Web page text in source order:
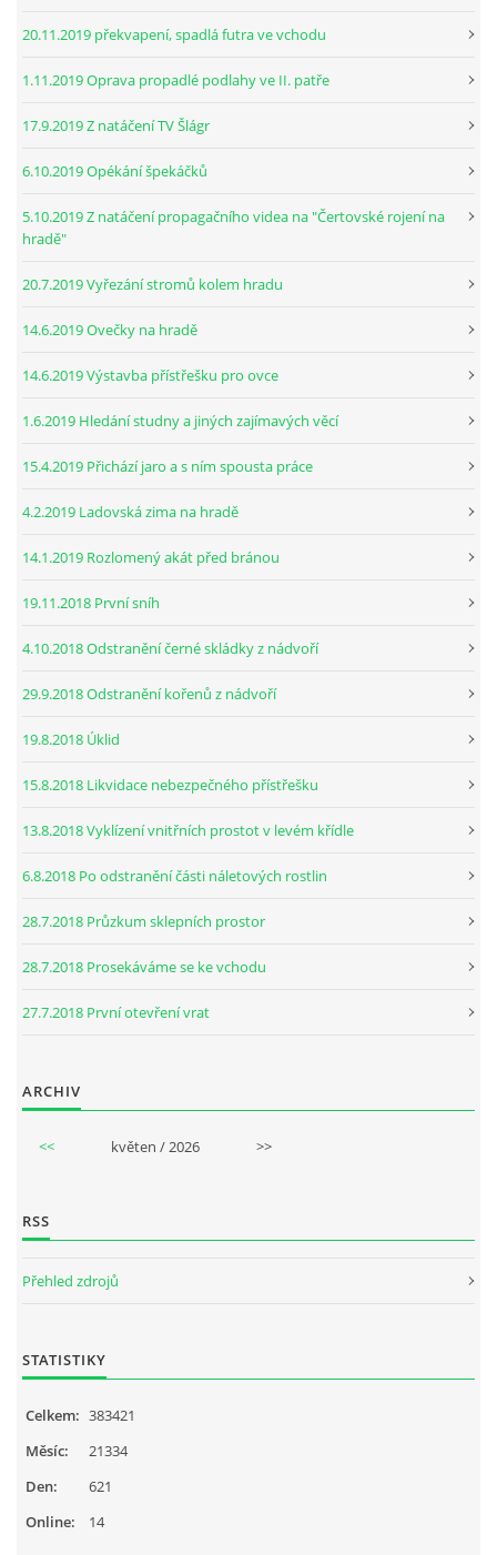
20.11.2019 překvapení, spadlá futra ve vchodu
1.11.2019 Oprava propadlé podlahy ve II. patře
17.9.2019 Z natáčení TV Šlágr
6.10.2019 Opékání špekáčků
5.10.2019 Z natáčení propagačního videa na "Čertovské rojení na
hradě"
20.7.2019 Vyřezání stromů kolem hradu
14.6.2019 Ovečky na hradě
14.6.2019 Výstavba přístřešku pro ovce
1.6.2019 Hledání studny a jiných zajímavých věcí
15.4.2019 Přichází jaro a s ním spousta práce
4.2.2019 Ladovská zima na hradě
14.1.2019 Rozlomený akát před bránou
19.11.2018 První sníh
4.10.2018 Odstranění černé skládky z nádvoří
29.9.2018 Odstranění kořenů z nádvoří
19.8.2018 Úklid
15.8.2018 Likvidace nebezpečného přístřešku
13.8.2018 Vyklízení vnitřních prostot v levém křídle
6.8.2018 Po odstranění části náletových rostlin
28.7.2018 Průzkum sklepních prostor
28.7.2018 Prosekáváme se ke vchodu
27.7.2018 První otevření vrat
ARCHIV
<< květen / 2026 >>
RSS
Přehled zdrojů
STATISTIKY
Online: 14
Celkem: 383421
Měsíc:
21334
Den:
621